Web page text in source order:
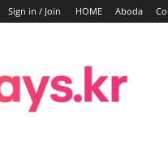
Sign in / Join HOME Aboda